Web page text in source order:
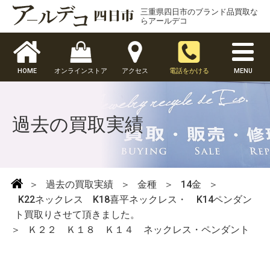
三重県四日市のブランド品買取な
らアールデコ
HOME オンラインストア アクセス 電話をかける MENU
過去の買取実績
＞ 過去の買取実績 ＞ 金種 ＞ 14金
＞
K22ネックレス K18喜平ネックレス・ K14ペンダン
ト買取りさせて頂きました。
＞
Ｋ２２ Ｋ１８ Ｋ１４ ネックレス・ペンダント